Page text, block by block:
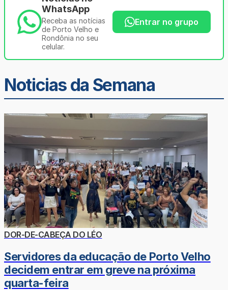
WhatsApp
Receba as notícias
de Porto Velho e
Rondônia no seu
celular.
Entrar no grupo
Noticias da Semana
DOR-DE-CABEÇA DO LÉO
Servidores da educação de Porto Velho
decidem entrar em greve na próxima
quarta-feira